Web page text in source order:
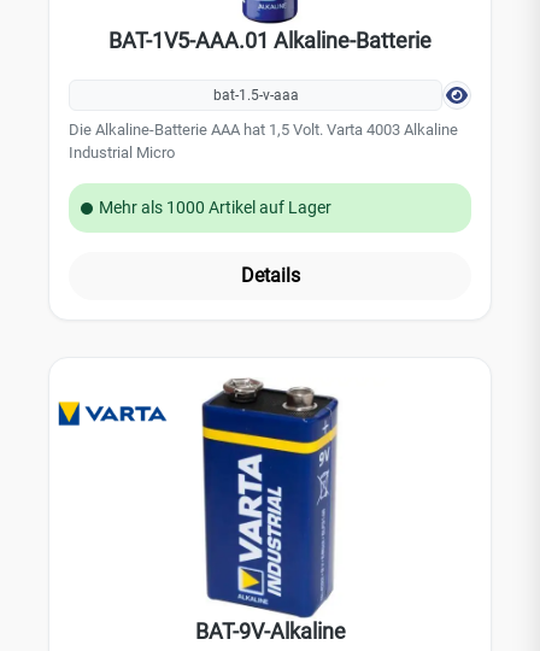
BAT-1V5-AAA.01 Alkaline-Batterie
bat-1.5-v-aaa
Die Alkaline-Batterie AAA hat 1,5 Volt. Varta 4003 Alkaline
Industrial Micro
Mehr als 1000 Artikel auf Lager
Details
BAT-9V-Alkaline